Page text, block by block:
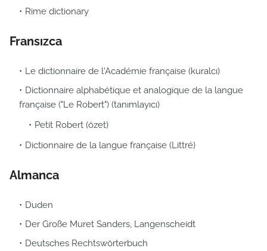
Rime dictionary
Fransızca
Le dictionnaire de l'Académie française (kuralcı)
Dictionnaire alphabétique et analogique de la langue
française ("Le Robert") (tanımlayıcı)
Petit Robert (özet)
Dictionnaire de la langue française (Littré)
Almanca
Duden
Der Große Muret Sanders, Langenscheidt
Deutsches Rechtswörterbuch